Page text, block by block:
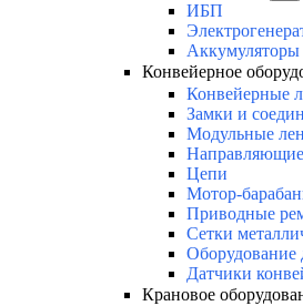
ИБП
Аккумуляторы
Конвейерное
Конвейерные
Замки и
Модульные
Цепи
Мотор-
Приводные
Сетки
Оборудование
Датчики
Крановое